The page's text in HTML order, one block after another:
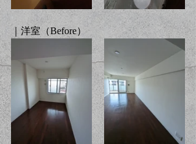
｜洋室（Before）